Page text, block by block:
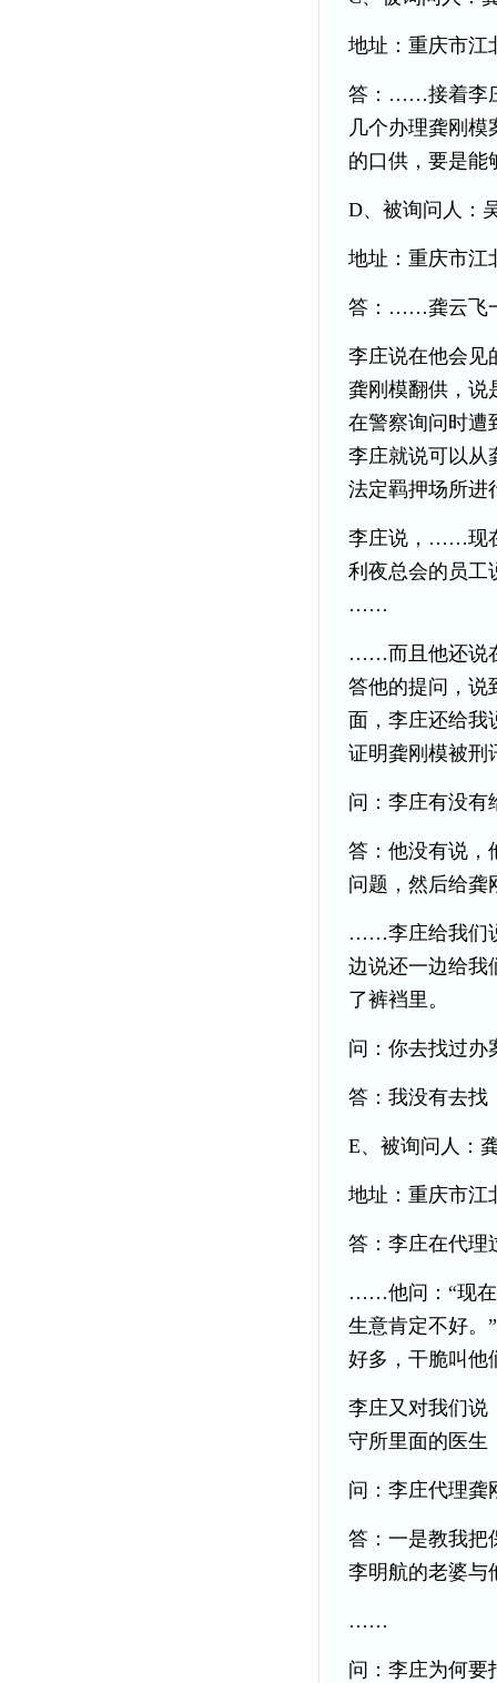
地址：重庆市江
答：……接着李
几个办理龚刚
的口供，要是
D、被询问人：
地址：重庆市江
答：……龚云飞
李庄说在他会见
龚刚模翻供，说
在警察询问时遭
李庄就说可以从
法定羁押场所进
李庄说，……现
利夜总会的员工
……
……而且他还说
答他的提问，
面，李庄还给我
证明龚刚模被刑
问：李庄有没有
答：他没有说，
问题，然后给
……李庄给我们
边说还一边给我
了裤裆里。
问：你去找过办
答：我没有去找
E、被询问人：
地址：重庆市江
答：李庄在代理
……他问：“现在
生意肯定不好。
好多，干脆叫他
李庄又对我们说
守所里面的医生
问：李庄代理龚
答：一是教我
李明航的老婆与
……
问：李庄为何要